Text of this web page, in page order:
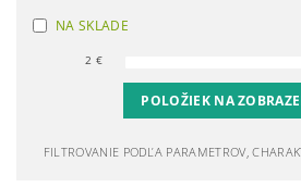
NA SKLADE
2 €
POLOŽIEK NA
FILTROVANIE PODĽA PARAMETROV,